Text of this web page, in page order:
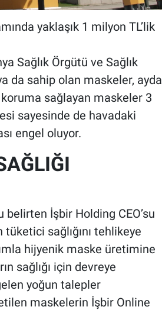
yaklaşık 1 milyon TL’lik
Sağlık Örgütü ve Sağlık
da sahip olan maskeler, ayda
sağlayan maskeler 3
sayesinde de havadaki
engel oluyor.
belirten İşbir Holding CEO’su
sağlığını tehlikeye
hijyenik maske üretimine
sağlığı için devreye
yoğun talepler
maskelerin İşbir Online